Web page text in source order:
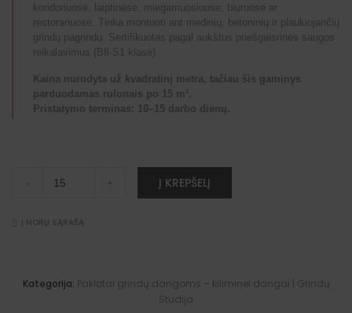
koridoriuose, laiptinėse, miegamuosiuose, biuruose ar
restoranuose. Tinka montuoti ant medinių, betoninių ir plaukiojančių
grindų pagrindų. Sertifikuotas pagal aukštus priešgaisrinės saugos
reikalavimus (Bfl-S1 klasė).
Kaina nurodyta už kvadratinį metra, tačiau šis gaminys
parduodamas rulonais po 15 m².
Pristatymo terminas: 10–15 darbo dienų.
kiliminei
mm
- + Į KREPŠELĮ
v
Į NORŲ SĄRAŠĄ
Kategorija: Paklotai grindų dangoms – kiliminei dangai | Grindų
Studija